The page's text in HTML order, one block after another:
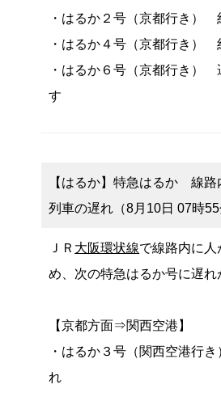
・はるか２号（京都行き）
・はるか４号（京都行き）
・はるか６号（京都行き）
す
【はるか】特急はるか 線
列車の遅れ（8月10日 07時55
ＪＲ 大阪環状線で線路内に人
め、次の特急はるか号に遅れ
【京都方面⇒関西空港】
・はるか３号（関西空港行
れ